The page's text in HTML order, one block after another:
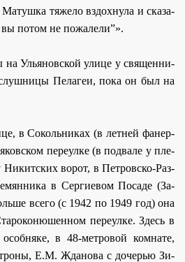
тя­же­ло вздох­ну­ла и ска­за­
по­том не по­жа­ле­ли”».
Улья­нов­ской ули­це у свя­щен­ни­
Пе­ла­геи, по­ка он был на
в Со­коль­ни­ках (в лет­ней фа­нер­
пе­ре­ул­ке (в под­ва­ле у пле­
во­рот, в Пет­ров­ско-Ра­з­
в Сер­ги­е­вом По­са­де (За­
все­го (с 1942 по 1949 год) она
пе­ре­ул­ке. Здесь в
в 48-мет­ро­вой ком­на­те,
Е.М. Жда­но­ва с до­че­рью Зи­